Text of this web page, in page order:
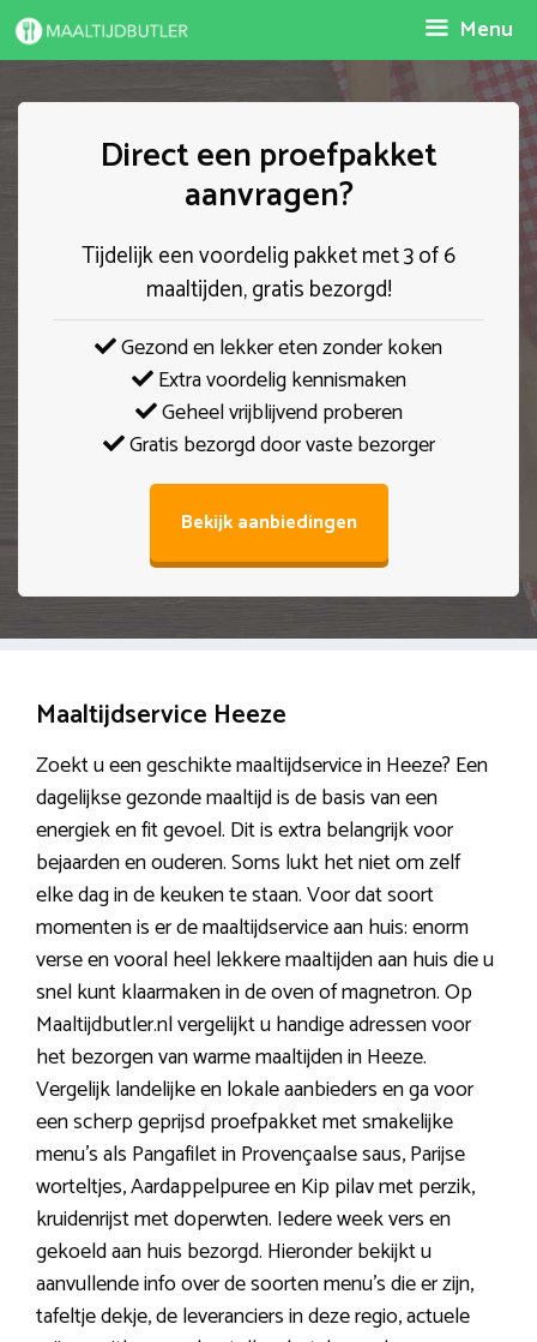
Spring
naar
Menu
Direct een proefpakket
aanvragen?
Tijdelijk een voordelig pakket met 3 of 6
maaltijden, gratis bezorgd!
Gezond en lekker eten zonder koken
Extra voordelig kennismaken
Geheel vrijblijvend proberen
Gratis bezorgd door vaste bezorger
Bekijk aanbiedingen
Maaltijdservice Heeze
Zoekt u een geschikte maaltijdservice in Heeze? Een
dagelijkse gezonde maaltijd is de basis van een
energiek en fit gevoel. Dit is extra belangrijk voor
bejaarden en ouderen. Soms lukt het niet om zelf
elke dag in de keuken te staan. Voor dat soort
momenten is er de maaltijdservice aan huis: enorm
verse en vooral heel lekkere maaltijden aan huis die u
snel kunt klaarmaken in de oven of magnetron. Op
Maaltijdbutler.nl vergelijkt u handige adressen voor
het bezorgen van warme maaltijden in Heeze.
Vergelijk landelijke en lokale aanbieders en ga voor
een scherp geprijsd proefpakket met smakelijke
menu’s als Pangafilet in Provençaalse saus, Parijse
worteltjes, Aardappelpuree en Kip pilav met perzik,
kruidenrijst met doperwten. Iedere week vers en
gekoeld aan huis bezorgd. Hieronder bekijkt u
aanvullende info over de soorten menu’s die er zijn,
tafeltje dekje, de leveranciers in deze regio, actuele